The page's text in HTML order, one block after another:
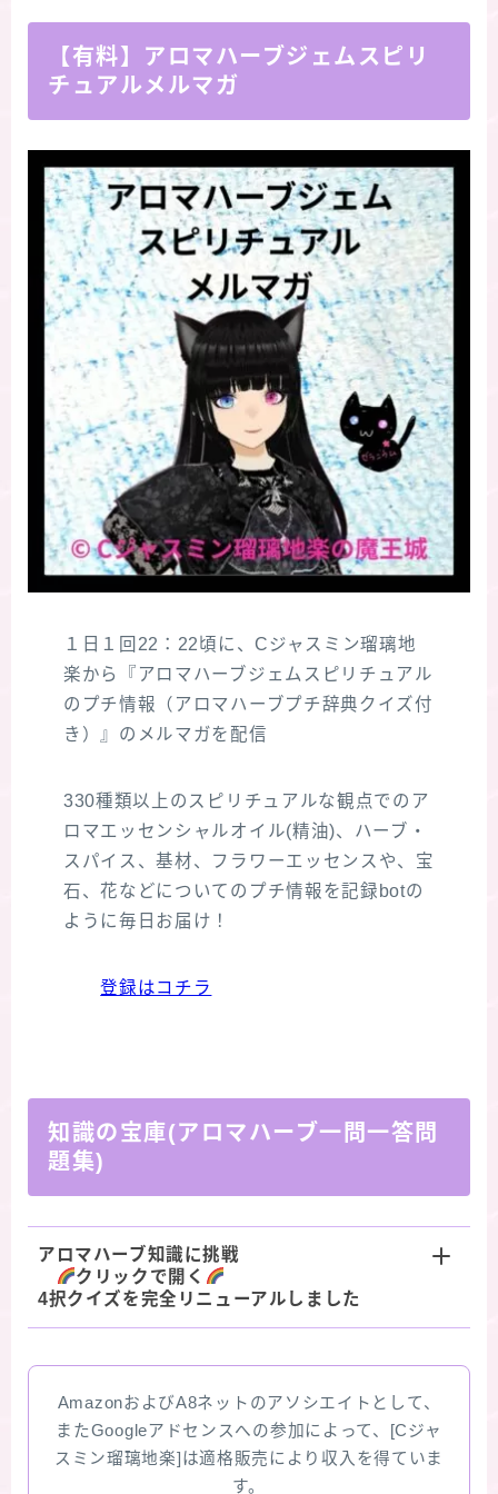
【有料】アロマハーブジェムスピリ
チュアルメルマガ
１日１回22：22頃に、Cジャスミン瑠璃地
楽から『アロマハーブジェムスピリチュアル
のプチ情報（アロマハーブプチ辞典クイズ付
き）』のメルマガを配信
330種類以上のスピリチュアルな観点でのア
ロマエッセンシャルオイル(精油)、ハーブ・
スパイス、基材、フラワーエッセンスや、宝
石、花などについてのプチ情報を記録botの
ように毎日お届け！
登録はコチラ
知識の宝庫(アロマハーブ一問一答問
題集)
アロマハーブ知識に挑戦
クリックで開く
4択クイズを完全リニューアルしました
AmazonおよびA8ネットのアソシエイトとして、
またGoogleアドセンスへの参加によって、[Cジャ
スミン瑠璃地楽]は適格販売により収入を得ていま
す。